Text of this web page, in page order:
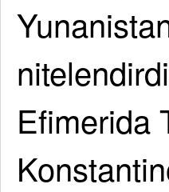
Efimerida